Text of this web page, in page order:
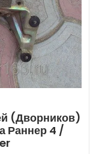
(дворников)
Раннер 4 /